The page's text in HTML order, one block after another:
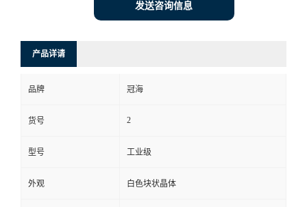
发送咨询信息
产品详请
品牌 冠海
货号 2
型号 工业级
外观 白色块状晶体